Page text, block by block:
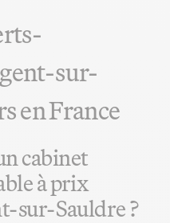
sur-
en France
cabinet
à prix
sur-Sauldre ?